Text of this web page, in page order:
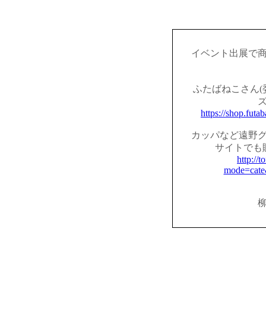
イベント出展で
ふたばねこさん(
https://
カッパなど遠野
サイトでも
http://